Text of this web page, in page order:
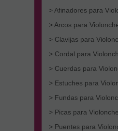
> Afinadores para
> Arcos para
> Clavijas para
> Cordal para
> Cuerdas para
> Estuches para
> Fundas para
> Picas para
> Puentes para